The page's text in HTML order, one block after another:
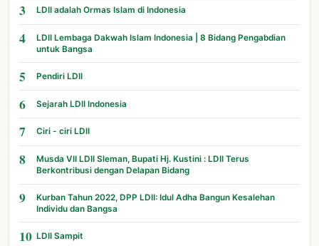
3 LDII adalah Ormas Islam di Indonesia
4
LDII Lembaga Dakwah Islam Indonesia | 8 Bidang Pengabdian
untuk Bangsa
5 Pendiri LDII
6 Sejarah LDII Indonesia
7 Ciri - ciri LDII
8
Musda VII LDII Sleman, Bupati Hj. Kustini : LDII Terus
Berkontribusi dengan Delapan Bidang
9
Kurban Tahun 2022, DPP LDII: Idul Adha Bangun Kesalehan
Individu dan Bangsa
10 LDII Sampit